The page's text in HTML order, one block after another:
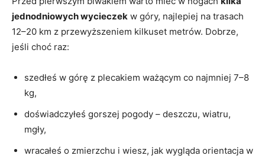
jednodniowych wycieczek w góry, najlepiej na trasach
12–20 km z przewyższeniem kilkuset metrów. Dobrze,
jeśli choć raz:
szedłeś w górę z plecakiem ważącym co najmniej 7–8
kg,
doświadczyłeś gorszej pogody – deszczu, wiatru,
mgły,
wracałeś o zmierzchu i wiesz, jak wygląda orientacja w